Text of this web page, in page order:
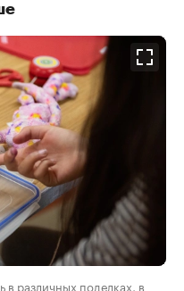
в различных поделках, в